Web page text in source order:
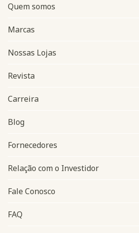
Navegação do rodapé
Quem somos
Marcas
Nossas Lojas
Revista
Carreira
Blog
Fornecedores
Relação com o Investidor
Fale Conosco
FAQ